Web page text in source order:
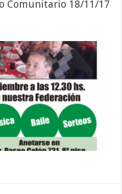
Comunitario 18/11/17